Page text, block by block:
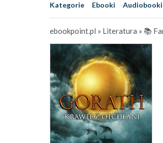
Kategorie Ebooki Audiobooki
ebookpoint.pl » Literatura » 📚